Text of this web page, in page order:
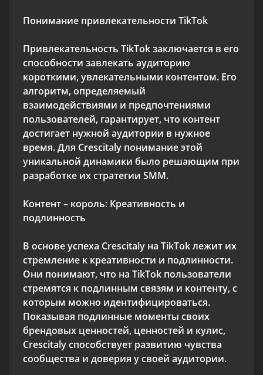
Понимание привлекательности TikTok
Привлекательность TikTok заключается в его
способности завлекать аудиторию
короткими, увлекательными контентом. Его
алгоритм, определяемый
взаимодействиями и предпочтениями
пользователей, гарантирует, что контент
достигает нужной аудитории в нужное
время. Для Crescitaly понимание этой
уникальной динамики было решающим при
разработке их стратегии SMM.
Контент – король: Креативность и
подлинность
В основе успеха Crescitaly на TikTok лежит их
стремление к креативности и подлинности.
Они понимают, что на TikTok пользователи
стремятся к подлинным связям и контенту, с
которым можно идентифицироваться.
Показывая подлинные моменты своих
брендовых ценностей, ценностей и кулис,
Crescitaly способствует развитию чувства
сообщества и доверия у своей аудитории.